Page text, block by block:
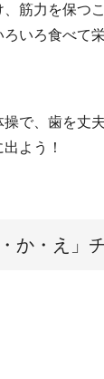
筋力を保つ
べて栄養
操で、歯
よう！
か・え」